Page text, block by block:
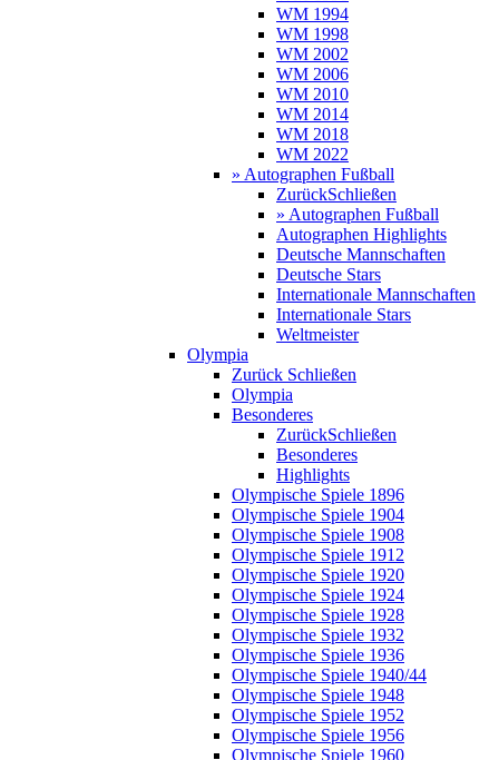
WM 1994
WM 1998
WM 2002
WM 2006
WM 2010
WM 2014
WM 2018
WM 2022
» Autographen Fußball
ZurückSchließen
» Autographen Fußball
Autographen Highlights
Deutsche Mannschaften
Deutsche Stars
Internationale Mannschaften
Internationale Stars
Weltmeister
Olympia
Zurück Schließen
Olympia
Besonderes
ZurückSchließen
Besonderes
Highlights
Olympische Spiele 1896
Olympische Spiele 1904
Olympische Spiele 1908
Olympische Spiele 1912
Olympische Spiele 1920
Olympische Spiele 1924
Olympische Spiele 1928
Olympische Spiele 1932
Olympische Spiele 1936
Olympische Spiele 1940/44
Olympische Spiele 1948
Olympische Spiele 1952
Olympische Spiele 1956
Olympische Spiele 1960